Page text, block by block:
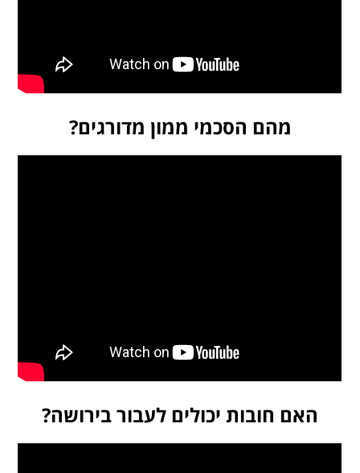
מהם הסכמי ממון מדורגים?
האם חובות יכולים לעבור בירושה?